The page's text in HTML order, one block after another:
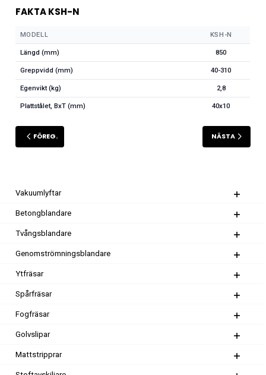
FAKTA KSH-N
MODELL KSH-N
Längd (mm) 850
Greppvidd (mm) 40-310
Egenvikt (kg) 2,8
Plattstålet, BxT (mm) 40x10
FÖREG. NÄSTA
Vakuumlyftar
Betongblandare
Tvångsblandare
Genomströmningsblandare
Ytfräsar
Spårfräsar
Fogfräsar
Golvslipar
Mattstripprar